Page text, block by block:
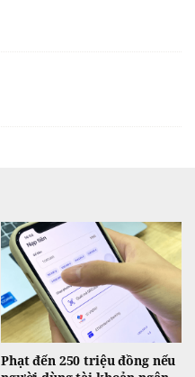
Phạt đến 250 triệu đồng nếu